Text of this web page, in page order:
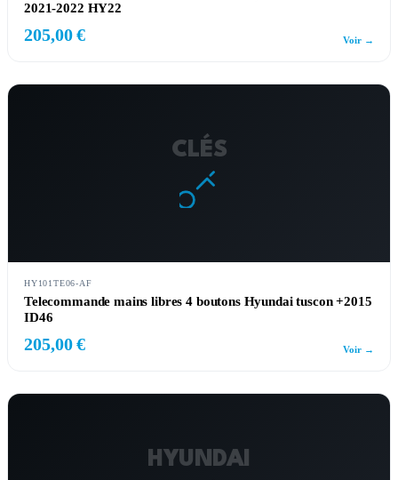
2021-2022 HY22
205,00 € Voir →
CLÉS
HY101TE06-AF
Telecommande mains libres 4 boutons Hyundai tuscon +2015
ID46
205,00 € Voir →
HYUNDAI